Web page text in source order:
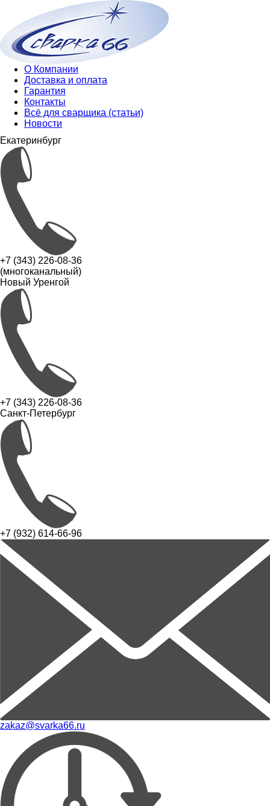
О Компании
Доставка и оплата
Гарантия
Контакты
Всё для сварщика (статьи)
Новости
Екатеринбург
+7 (343) 226-08-36
(многоканальный)
Новый Уренгой
+7 (343) 226-08-36
Санкт-Петербург
+7 (932) 614-66-96
zakaz@svarka66.ru